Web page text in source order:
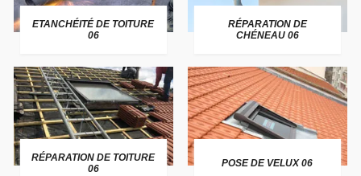
ETANCHÉITÉ DE TOITURE
06
RÉPARATION DE
CHÉNEAU 06
RÉPARATION DE TOITURE
06
POSE DE VELUX 06